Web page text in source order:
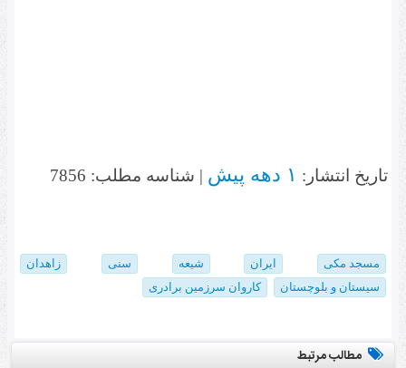
تاریخ انتشار: ۱ دهه پیش | شناسه مطلب: 7856
مسجد مکی ایران شیعه سنی
زاهدان
سیستان و بلوچستان
کاروان سرزمین برادری
مطالب مرتبط